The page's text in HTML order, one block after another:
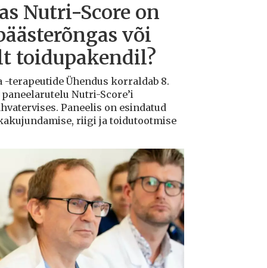
Nutri-Score on
või
toidupakendil?
terapeutide Ühendus korraldab 8.
Nutri-Score’i
Paneelis on esindatud
riigi ja toidutootmise